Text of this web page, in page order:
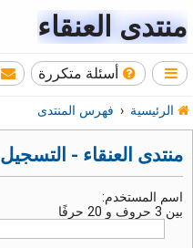
منتدى العنقاء
أسئلة متكررة
الرئيسية فهرس المنتدى
منتدى العنقاء - التسجيل
اسم المستخدم:
بين 3 حروف و 20 حرفًا